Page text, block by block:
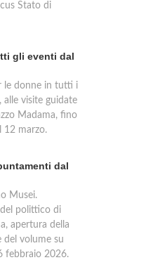
Stato di
gli eventi dal
le donne in tutti i
alle visite guidate
Madama, fino
12 marzo.
dal
Musei.
polittico di
apertura della
del volume su
febbraio 2026.